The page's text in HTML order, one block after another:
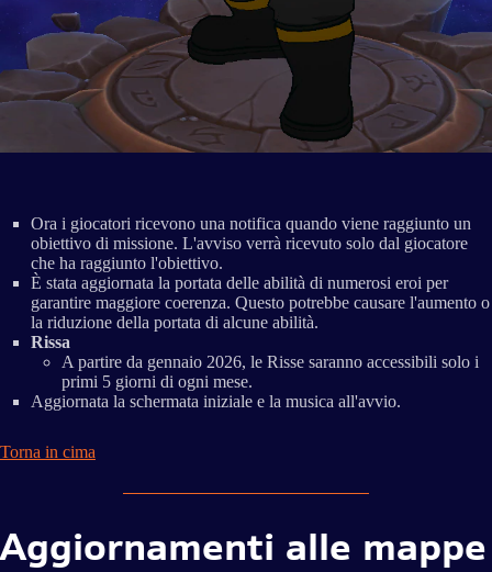
Ora i giocatori ricevono una notifica quando viene raggiunto un
obiettivo di missione. L'avviso verrà ricevuto solo dal giocatore
che ha raggiunto l'obiettivo.
È stata aggiornata la portata delle abilità di numerosi eroi per
garantire maggiore coerenza. Questo potrebbe causare l'aumento o
la riduzione della portata di alcune abilità.
Rissa
A partire da gennaio 2026, le Risse saranno accessibili solo i
primi 5 giorni di ogni mese.
Aggiornata la schermata iniziale e la musica all'avvio.
Torna in cima
Aggiornamenti alle mappe